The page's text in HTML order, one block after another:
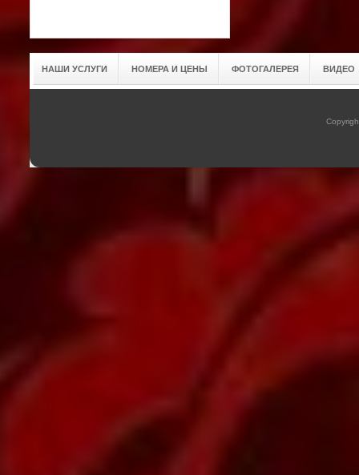
НАШИ УСЛУГИ НОМЕРА И ЦЕНЫ ФОТОГАЛЕРЕЯ ВИДЕО